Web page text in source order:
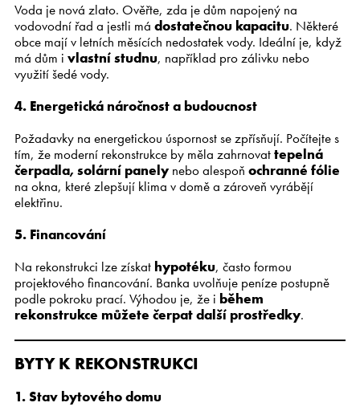
Voda je nová zlato. Ověřte, zda je dům napojený na
vodovodní řad a jestli má dostatečnou kapacitu. Některé
obce mají v letních měsících nedostatek vody. Ideální je, když
má dům i vlastní studnu, například pro zálivku nebo
využití šedé vody.
4. Energetická náročnost a budoucnost
Požadavky na energetickou úspornost se zpřísňují. Počítejte s
tím, že moderní rekonstrukce by měla zahrnovattepelná
čerpadla, solární panelynebo alespoň ochranné fólie
na okna, které zlepšují klima v domě a zároveň vyrábějí
elektřinu.
5. Financování
Na rekonstrukci lze získat hypotéku, často formou
projektového financování. Banka uvolňuje peníze postupně
podle pokroku prací. Výhodou je, že i během
rekonstrukce můžete čerpat další prostředky.
BYTY K REKONSTRUKCI
1. Stav bytového domu